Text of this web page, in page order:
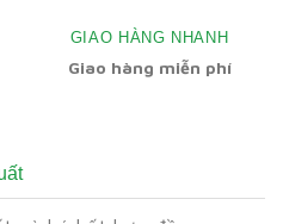
GIAO HÀNG NHANH
Giao hàng miễn phí